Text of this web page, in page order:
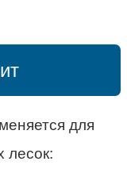
для
лесок: